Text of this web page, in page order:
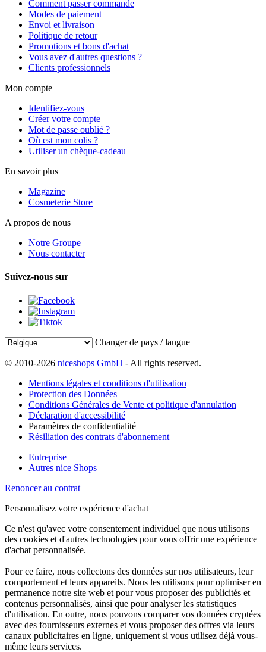
Comment passer commande
Modes de paiement
Envoi et livraison
Politique de retour
Promotions et bons d'achat
Vous avez d'autres questions ?
Clients professionnels
Mon compte
Identifiez-vous
Créer votre compte
Mot de passe oublié ?
Où est mon colis ?
Utiliser un chèque-cadeau
En savoir plus
Magazine
Cosmeterie Store
A propos de nous
Notre Groupe
Nous contacter
Suivez-nous sur
Changer de pays / langue
© 2010-2026 niceshops GmbH - All rights reserved.
Mentions légales et conditions d'utilisation
Protection des Données
Conditions Générales de Vente et politique d'annulation
Déclaration d'accessibilité
Paramètres de confidentialité
Résiliation des contrats d'abonnement
Entreprise
Autres nice Shops
Renoncer au contrat
Personnalisez votre expérience d'achat
Ce n'est qu'avec votre consentement individuel que nous utilisons
des cookies et d'autres technologies pour vous offrir une expérience
d'achat personnalisée.
Pour ce faire, nous collectons des données sur nos utilisateurs, leur
comportement et leurs appareils. Nous les utilisons pour optimiser en
permanence notre site web et pour vous proposer des publicités et
contenus personnalisés, ainsi que pour analyser les statistiques
d'utilisation. En outre, nous pouvons comparer vos données cryptées
avec des fournisseurs externes et vous proposer des offres via leurs
canaux publicitaires en ligne, uniquement si vous utilisez déjà vous-
même leurs services.